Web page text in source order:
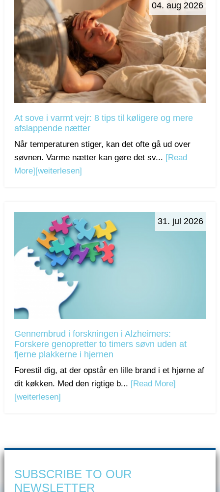
04. aug 2026
At sove i varmt vejr: 8 tips til køligere og mere
afslappende nætter
Når temperaturen stiger, kan det ofte gå ud over
søvnen. Varme nætter kan gøre det sv... [Read
More][weiterlesen]
31. jul 2026
Gennembrud i forskningen i Alzheimers:
Forskere genopretter to timers søvn uden at
fjerne plakkerne i hjernen
Forestil dig, at der opstår en lille brand i et hjørne af
dit køkken. Med den rigtige b... [Read More]
[weiterlesen]
SUBSCRIBE TO OUR
NEWSLETTER